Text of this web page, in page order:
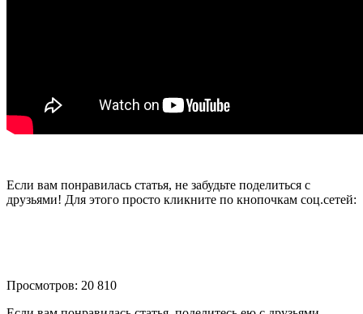
Если вам понравилась статья, не забудьте поделиться с
друзьями! Для этого просто кликните по кнопочкам соц.сетей:
Просмотров: 20 810